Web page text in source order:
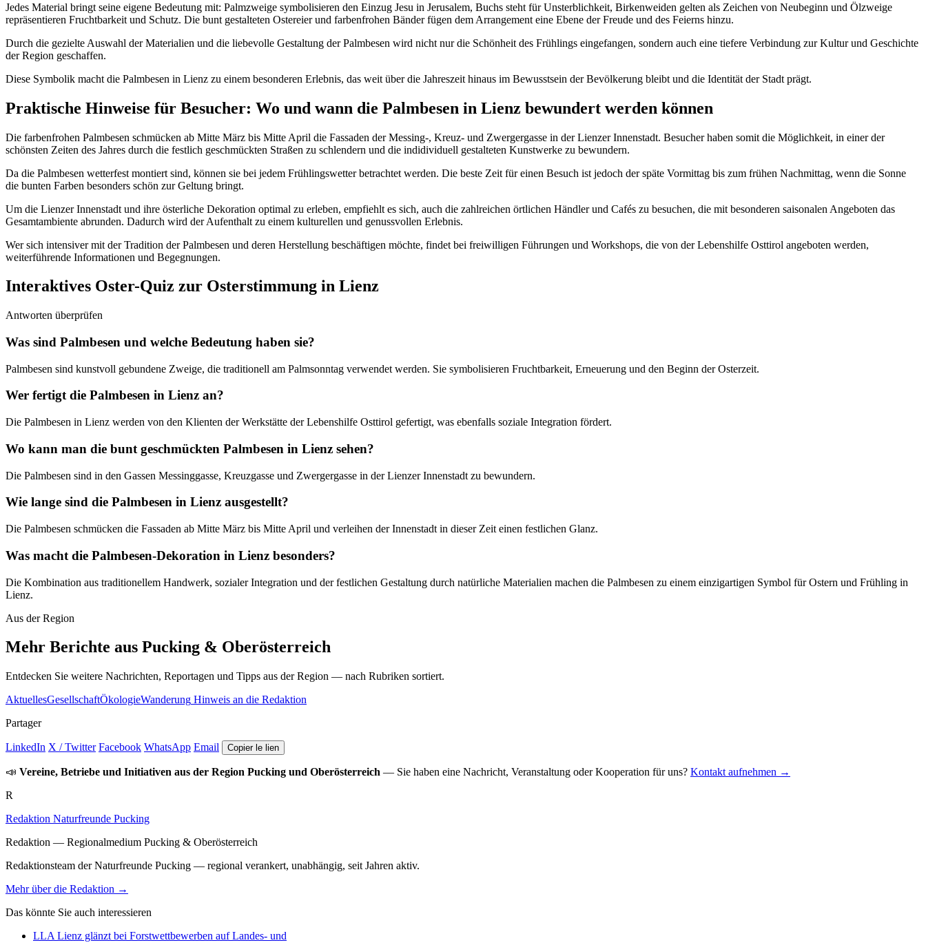
Jedes Material bringt seine eigene Bedeutung mit: Palmzweige symbolisieren den Einzug Jesu in Jerusalem, Buchs steht für Unsterblichkeit, Birkenweiden gelten als Zeichen von Neubeginn und Ölzweige
repräsentieren Fruchtbarkeit und Schutz. Die bunt gestalteten Ostereier und farbenfrohen Bänder fügen dem Arrangement eine Ebene der Freude und des Feierns hinzu.
Durch die gezielte Auswahl der Materialien und die liebevolle Gestaltung der Palmbesen wird nicht nur die Schönheit des Frühlings eingefangen, sondern auch eine tiefere Verbindung zur Kultur und Geschichte
der Region geschaffen.
Diese Symbolik macht die Palmbesen in Lienz zu einem besonderen Erlebnis, das weit über die Jahreszeit hinaus im Bewusstsein der Bevölkerung bleibt und die Identität der Stadt prägt.
Praktische Hinweise für Besucher: Wo und wann die Palmbesen in Lienz bewundert werden können
Die farbenfrohen Palmbesen schmücken ab Mitte März bis Mitte April die Fassaden der Messing-, Kreuz- und Zwergergasse in der Lienzer Innenstadt. Besucher haben somit die Möglichkeit, in einer der
schönsten Zeiten des Jahres durch die festlich geschmückten Straßen zu schlendern und die indidividuell gestalteten Kunstwerke zu bewundern.
Da die Palmbesen wetterfest montiert sind, können sie bei jedem Frühlingswetter betrachtet werden. Die beste Zeit für einen Besuch ist jedoch der späte Vormittag bis zum frühen Nachmittag, wenn die Sonne
die bunten Farben besonders schön zur Geltung bringt.
Um die Lienzer Innenstadt und ihre österliche Dekoration optimal zu erleben, empfiehlt es sich, auch die zahlreichen örtlichen Händler und Cafés zu besuchen, die mit besonderen saisonalen Angeboten das
Gesamtambiente abrunden. Dadurch wird der Aufenthalt zu einem kulturellen und genussvollen Erlebnis.
Wer sich intensiver mit der Tradition der Palmbesen und deren Herstellung beschäftigen möchte, findet bei freiwilligen Führungen und Workshops, die von der Lebenshilfe Osttirol angeboten werden,
weiterführende Informationen und Begegnungen.
Interaktives Oster-Quiz zur Osterstimmung in Lienz
Antworten überprüfen
Was sind Palmbesen und welche Bedeutung haben sie?
Palmbesen sind kunstvoll gebundene Zweige, die traditionell am Palmsonntag verwendet werden. Sie symbolisieren Fruchtbarkeit, Erneuerung und den Beginn der Osterzeit.
Wer fertigt die Palmbesen in Lienz an?
Die Palmbesen in Lienz werden von den Klienten der Werkstätte der Lebenshilfe Osttirol gefertigt, was ebenfalls soziale Integration fördert.
Wo kann man die bunt geschmückten Palmbesen in Lienz sehen?
Die Palmbesen sind in den Gassen Messinggasse, Kreuzgasse und Zwergergasse in der Lienzer Innenstadt zu bewundern.
Wie lange sind die Palmbesen in Lienz ausgestellt?
Die Palmbesen schmücken die Fassaden ab Mitte März bis Mitte April und verleihen der Innenstadt in dieser Zeit einen festlichen Glanz.
Was macht die Palmbesen-Dekoration in Lienz besonders?
Die Kombination aus traditionellem Handwerk, sozialer Integration und der festlichen Gestaltung durch natürliche Materialien machen die Palmbesen zu einem einzigartigen Symbol für Ostern und Frühling in
Lienz.
Aus der Region
Mehr Berichte aus Pucking & Oberösterreich
Entdecken Sie weitere Nachrichten, Reportagen und Tipps aus der Region — nach Rubriken sortiert.
AktuellesGesellschaftÖkologieWanderung Hinweis an die Redaktion
Partager
LinkedIn X / Twitter Facebook WhatsApp Email Copier le lien
📣 Vereine, Betriebe und Initiativen aus der Region Pucking und Oberösterreich — Sie haben eine Nachricht, Veranstaltung oder Kooperation für uns? Kontakt aufnehmen →
R
Redaktion Naturfreunde Pucking
Redaktion — Regionalmedium Pucking & Oberösterreich
Redaktionsteam der Naturfreunde Pucking — regional verankert, unabhängig, seit Jahren aktiv.
Mehr über die Redaktion →
Das könnte Sie auch interessieren
LLA Lienz glänzt bei Forstwettbewerben auf Landes- und